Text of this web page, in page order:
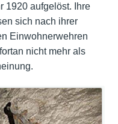
1920 aufgelöst. Ihre
sich nach ihrer
Einwohnerwehren
nicht mehr als